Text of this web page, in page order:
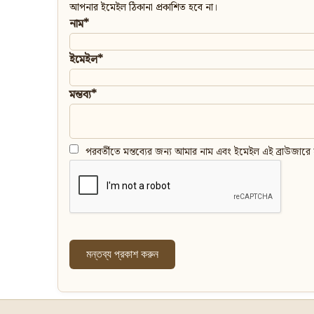
আপনার ইমেইল ঠিকানা প্রকাশিত হবে না।
নাম*
ইমেইল*
মন্তব্য*
পরবর্তীতে মন্তব্যের জন্য আমার নাম এবং ইমেইল এই